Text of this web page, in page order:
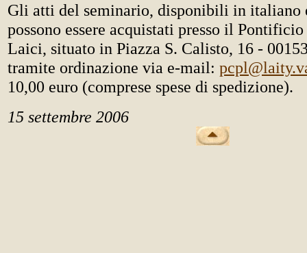
Gli atti del seminario, disponibili in italiano
possono essere acquistati presso il
Laici, situato in Piazza S. Calisto, 16 -
tramite ordinazione via e-mail:
10,00 euro (comprese spese di spedizione).
15 settembre 2006